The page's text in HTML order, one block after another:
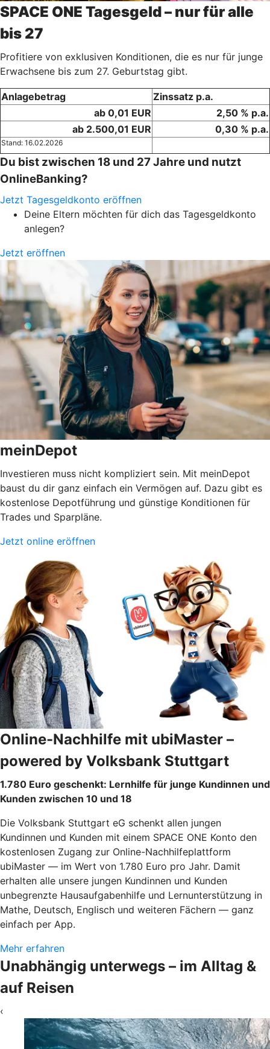
SPACE ONE Tagesgeld – nur für alle
bis 27
Profitiere von exklusiven Konditionen, die es nur für junge
Erwachsene bis zum 27. Geburtstag gibt.
Anlagebetrag
Zinssatz p.a.
ab 0,01 EUR
2,50 % p.a.
ab 2.500,01 EUR
0,30 % p.a.
Stand: 16.02.2026
Du bist zwischen 18 und 27 Jahre und nutzt
OnlineBanking?
Jetzt Tagesgeldkonto eröffnen
Deine Eltern möchten für dich das Tagesgeldkonto
anlegen?
Jetzt eröffnen
meinDepot
Investieren muss nicht kompliziert sein. Mit meinDepot
baust du dir ganz einfach ein Vermögen auf. Dazu gibt es
kostenlose Depotführung und günstige Konditionen für
Trades und Sparpläne.
Jetzt online eröffnen
Online-Nachhilfe mit ubiMaster –
powered by Volksbank Stuttgart
1.780 Euro geschenkt: Lernhilfe für junge Kundinnen und
Kunden zwischen 10 und 18
Die Volksbank Stuttgart eG schenkt allen jungen
Kundinnen und Kunden mit einem SPACE ONE Konto den
kostenlosen Zugang zur Online-Nachhilfeplattform
ubiMaster — im Wert von 1.780 Euro pro Jahr. Damit
erhalten alle unsere jungen Kundinnen und Kunden
unbegrenzte Hausaufgabenhilfe und Lernunterstützung in
Mathe, Deutsch, Englisch und weiteren Fächern — ganz
einfach per App.
Mehr erfahren
Unabhängig unterwegs – im Alltag &
auf Reisen
‹